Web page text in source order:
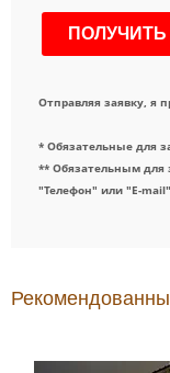
Отправляя заявку, я
* Обязательные для
** Обязательным для
"Телефон" или "E-